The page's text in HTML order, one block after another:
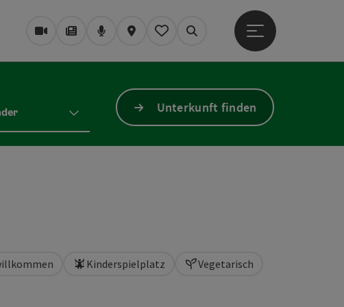
WebcamsMagazin/Blog
PodcastKarteMein Merkzettel
Suchen
Hauptmenü öffnen
Unterkunft finden
Kinderspielplatz Vegetarisch